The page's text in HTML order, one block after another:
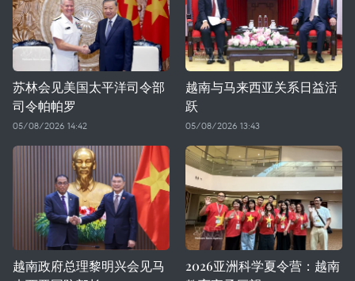
苏林会见美国太平洋司令部
司令帕帕罗
05/08/2026 14:42
越南与马来西亚关系日益活
跃
05/08/2026 13:43
越南政府总理黎明兴会见马
2026亚洲科学夏令营：越南